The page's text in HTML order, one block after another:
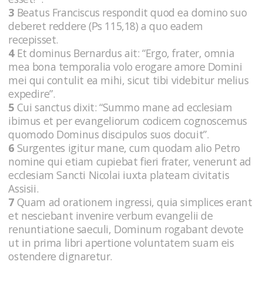
3 Beatus Franciscus respondit quod ea domino suo
deberet reddere (Ps 115,18) a quo eadem
recepisset.
4Et dominus Bernardus ait: “Ergo, frater, omnia
mea bona temporalia volo erogare amore Domini
mei qui contulit ea mihi, sicut tibi videbitur melius
expedire”.
5 Cui sanctus dixit: “Summo mane ad ecclesiam
ibimus et per evangeliorum codicem cognoscemus
quomodo Dominus discipulos suos docuit”.
6 Surgentes igitur mane, cum quodam alio Petro
nomine qui etiam cupiebat fieri frater, venerunt ad
ecclesiam Sancti Nicolai iuxta plateam civitatis
Assisii.
7 Quam ad orationem ingressi, quia simplices erant
et nesciebant invenire verbum evangelii de
renuntiatione saeculi, Dominum rogabant devote
ut in prima libri apertione voluntatem suam eis
ostendere dignaretur.